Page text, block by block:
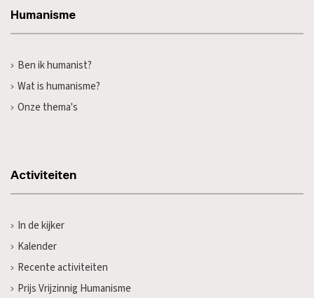
Humanisme
Ben ik humanist?
Wat is humanisme?
Onze thema's
Activiteiten
In de kijker
Kalender
Recente activiteiten
Prijs Vrijzinnig Humanisme